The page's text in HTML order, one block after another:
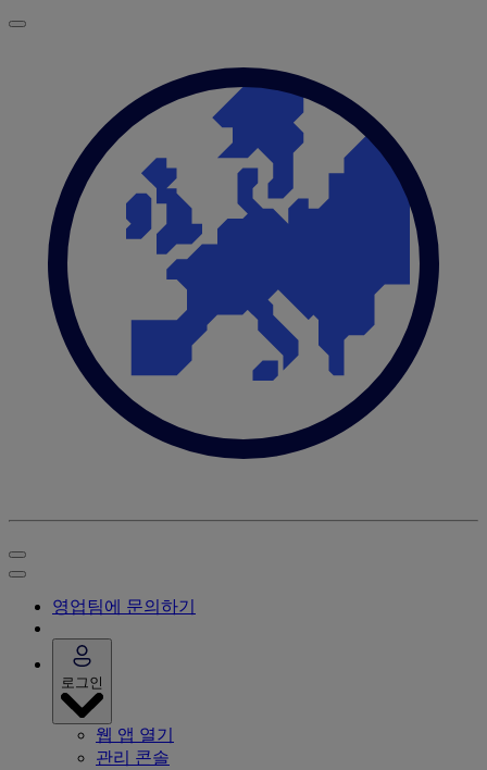
영업팀에 문의하기
로그인
웹 앱 열기
관리 콘솔